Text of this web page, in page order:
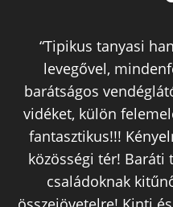
“Tipikus tanyasi
levegővel,
barátságos
vidéket, külön
fantasztikus!!!
közösségi tér! Baráti
családoknak